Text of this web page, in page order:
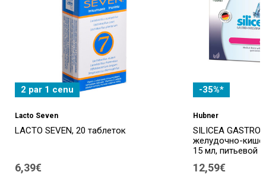
2 par 1 cenu
Lacto Seven
LACTO SEVEN, 20 таблеток
6,39€
-35%*
Hubner
SILICEA
желудочно-
15 мл, питьевой
12,59€